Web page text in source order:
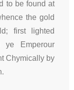
to be found at
the gold
first lighted
Emperour
Chymically by